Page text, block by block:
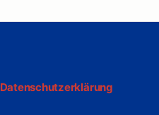
Datenschutzerklärung